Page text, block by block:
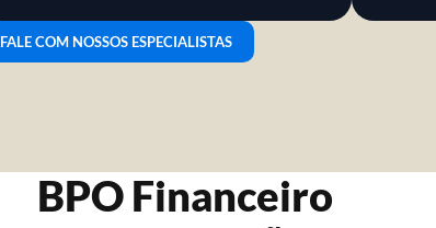
FALE COM NOSSOS ESPECIALISTAS
BPO Financeiro